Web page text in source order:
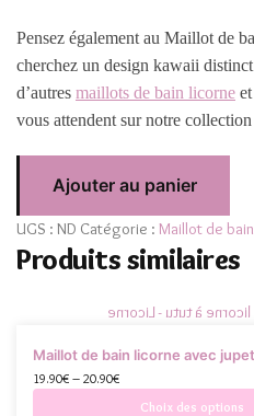
Pensez également au Maillot de
cherchez un design kawaii
d’autres maillots de bain licorne
vous attendent sur notre
Ajouter au panier
UGS : ND Catégorie : Maillot de
Produits similaires
Maillot de bain licorne avec
19.90€ – 20.90€
Choix des options